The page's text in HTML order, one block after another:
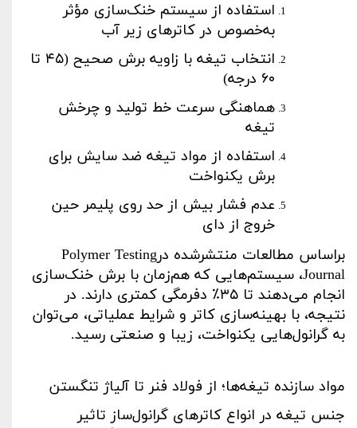
استفاده از سیستم خنک‌سازی مؤثر
به‌خصوص در کاترهای زیر آب
انتخاب تیغه با زاویه برش صحیح (۴۵ تا
۶۰ درجه)
هماهنگی سرعت خط تولید و چرخش
تیغه
استفاده از مواد تیغه ضد سایش برای
برش یکنواخت
عدم فشار بیش از حد روی پلیمر حین
خروج از دای
براساس مطالعات منتشرشده درPolymer Testing
Journal، سیستم‌هایی که هم‌زمان با برش خنک‌سازی
انجام می‌دهند تا ۳۵٪
دفرمگی کمتری دارند. در
نتیجه، با بهینه‌سازی کاتر و شرایط عملیاتی، می‌توان
به گرانول‌هایی یکنواخت، زیبا و صنعتی رسید.
مواد سازنده تیغه‌ها؛ از فولاد فنر تا آلیاژ تنگستن
جنس تیغه در انواع کاترهای گرانول‌ساز تاثیر